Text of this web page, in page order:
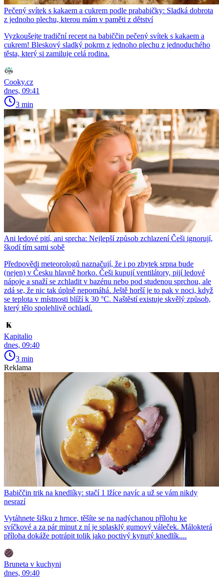
Pečený svítek s kakaem a cukrem podle prababičky: Sladká dobrota
z jednoho plechu, kterou mám v paměti z dětství
Vyzkoušejte tradiční recept na babiččin pečený svítek s kakaem a
cukrem! Bleskový sladký pokrm z jednoho plechu z jednoduchého
těsta, který si zamiluje celá rodina.
Cooky.cz
dnes, 09:41
3 min
Ani ledové pití, ani sprcha: Nejlepší způsob zchlazení Češi ignorují,
škodí tím sami sobě
Předpovědi meteorologů naznačují, že i po zbytek srpna bude
(nejen) v Česku hlavně horko. Češi kupují ventilátory, pijí ledové
nápoje a snaží se zchladit v bazénu nebo pod studenou sprchou, ale
zdá se, že nic tak úplně nepomáhá. Ještě horší je to pak v noci, když
se teplota v místnosti blíží k 30 °C. Naštěstí existuje skvělý způsob,
který tělo spolehlivě ochladí.
Kapitalio
dnes, 09:40
3 min
Reklama
Babiččin trik na knedlíky: stačí 1 lžíce navíc a už se vám nikdy
nesrazí
Vytáhnete šišku z hrnce, těšíte se na nadýchanou přílohu ke
svíčkové a za pár minut z ní je splasklý gumový váleček. Málokterá
příloha dokáže potrápit tolik jako poctivý kynutý knedlík....
Bruneta v kuchyni
dnes, 09:40